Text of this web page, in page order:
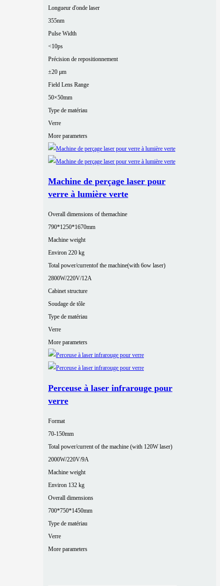
Longueur d'onde laser
355nm
Pulse Width
<10ps
Précision de repositionnement
±20 μm
Field Lens Range
50×50mm
Type de matériau
Verre
More parameters
Machine de perçage laser pour
verre à lumière verte
Overall dimensions of themachine
790*1250*1670mm
Machine weight
Environ 220 kg
Total power/currentof the machine(with 6ow laser)
2800W/220V/12A
Cabinet structure
Soudage de tôle
Type de matériau
Verre
More parameters
Perceuse à laser infrarouge pour
verre
Format
70-150mm
Total power/current of the machine (with 120W laser)
2000W/220V/9A
Machine weight
Environ 132 kg
Overall dimensions
700*750*1450mm
Type de matériau
Verre
More parameters